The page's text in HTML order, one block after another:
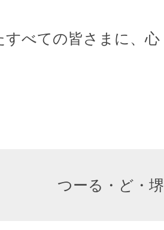
すべての皆さまに、心
つーる・ど・堺